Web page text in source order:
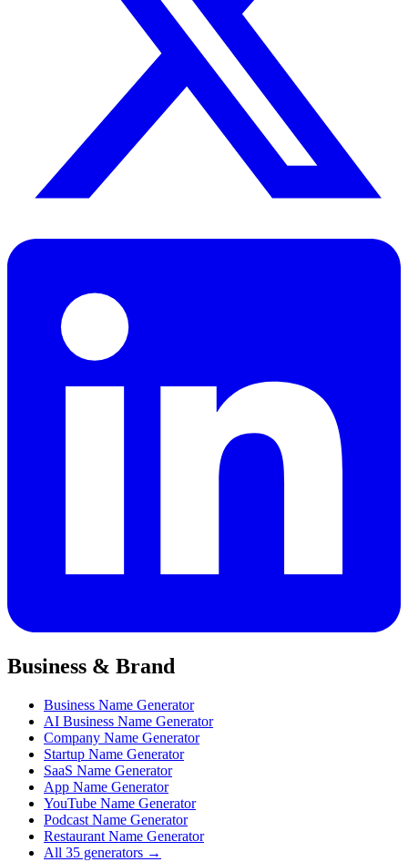
Business & Brand
Business Name Generator
AI Business Name Generator
Company Name Generator
Startup Name Generator
SaaS Name Generator
App Name Generator
YouTube Name Generator
Podcast Name Generator
Restaurant Name Generator
All 35 generators →